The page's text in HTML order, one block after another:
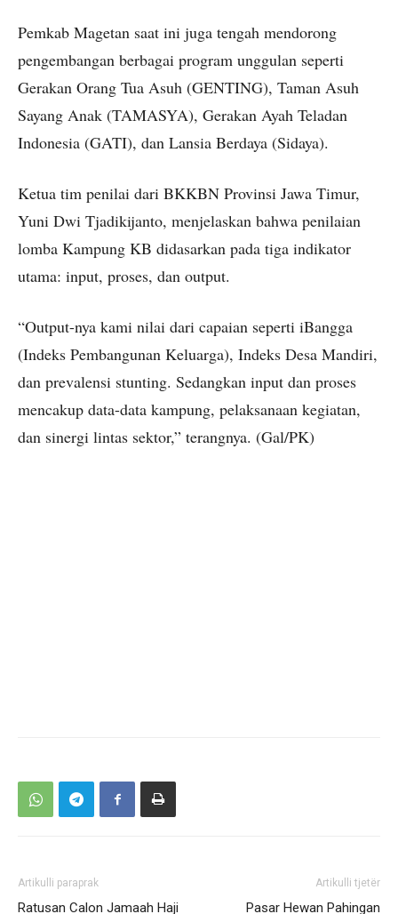
Pemkab Magetan saat ini juga tengah mendorong
pengembangan berbagai program unggulan seperti
Gerakan Orang Tua Asuh (GENTING), Taman Asuh
Sayang Anak (TAMASYA), Gerakan Ayah Teladan
Indonesia (GATI), dan Lansia Berdaya (Sidaya).
Ketua tim penilai dari BKKBN Provinsi Jawa Timur,
Yuni Dwi Tjadikijanto, menjelaskan bahwa penilaian
lomba Kampung KB didasarkan pada tiga indikator
utama: input, proses, dan output.
“Output-nya kami nilai dari capaian seperti iBangga
(Indeks Pembangunan Keluarga), Indeks Desa Mandiri,
dan prevalensi stunting. Sedangkan input dan proses
mencakup data-data kampung, pelaksanaan kegiatan,
dan sinergi lintas sektor,” terangnya. (Gal/PK)
Artikulli paraprak
Ratusan Calon Jamaah Haji
Artikulli tjetër
Pasar Hewan Pahingan